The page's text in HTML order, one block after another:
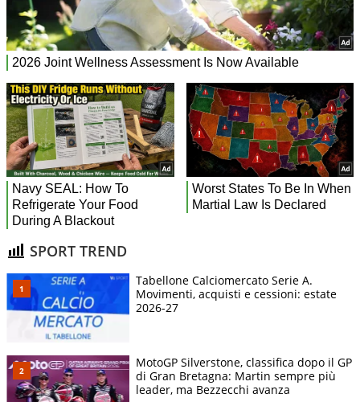
SPORT TREND
Tabellone Calciomercato Serie A.
Movimenti, acquisti e cessioni: estate
2026-27
MotoGP Silverstone, classifica dopo il GP
di Gran Bretagna: Martin sempre più
leader, ma Bezzecchi avanza